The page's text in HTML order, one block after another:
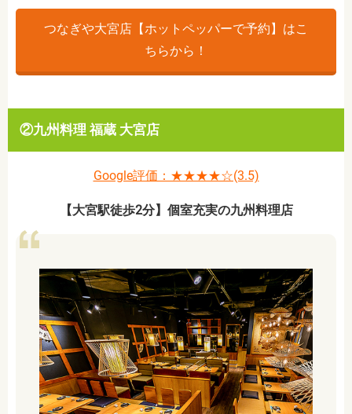
つなぎや大宮店【ホットペッパーで予約】はこ
ちらから！
②九州料理 福蔵 大宮店
Google評価：★★★★☆(3.5)
【大宮駅徒歩2分】個室充実の九州料理店